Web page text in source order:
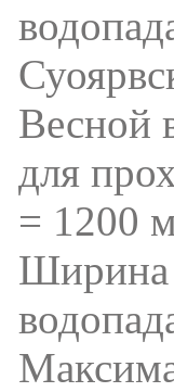
Весной
для
= 1200
Ширина